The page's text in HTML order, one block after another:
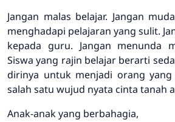
Jangan malas belajar. Jangan
menghadapi pelajaran yang sulit.
kepada guru. Jangan menunda
Siswa yang rajin belajar berarti
dirinya untuk menjadi orang
salah satu wujud nyata cinta tanah
Anak-anak yang berbahagia,